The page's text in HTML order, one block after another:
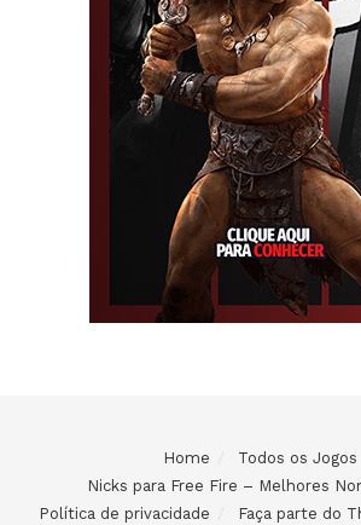
Home
Todos os Jogos
Nicks para Free Fire – Melhores
Política de privacidade
Faça parte do